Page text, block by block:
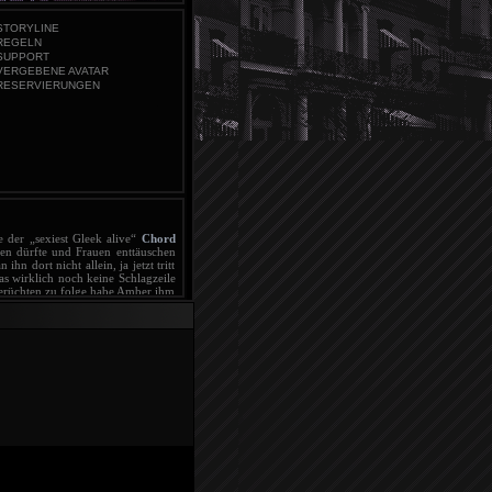
„sexiest Gleek alive“ Chord
dürfte und Frauen enttäuschen
ihn dort nicht allein, ja jetzt tritt
wirklich noch keine Schlagzeile
zu folge habe Amber ihm
erwarten, wenn man so viele
wurde, hat sich der schottische
bereits wieder nach England
an der Seite von Angelina Jolie
Junggeselle bessere Chancen
als ‚völlig aus der Luft
bekannt, aber wir halten die